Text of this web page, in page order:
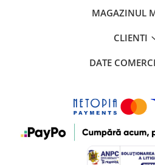
MAGAZINUL
CLIENTI
DATE